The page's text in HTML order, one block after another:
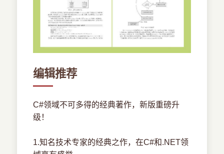
编辑推荐
C#领域不可多得的经典著作，新版重磅升
级！
1.知名技术专家的经典之作，在C#和.NET领